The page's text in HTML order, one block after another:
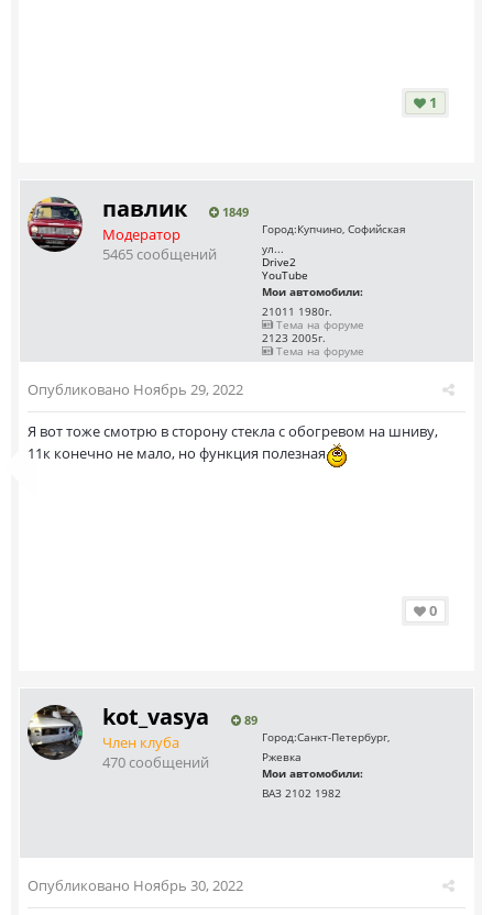
1
павлик 1849
Модератор
5465 сообщений
Город:Купчино, Софийская
ул...
Drive2
YouTube
Мои автомобили:
21011 1980г.
Тема на форуме
2123 2005г.
Тема на форуме
Опубликовано Ноябрь 29, 2022
Я вот тоже смотрю в сторону стекла с обогревом на шниву,
11к конечно не мало, но функция полезная
0
kot_vasya 89
Член клуба
470 сообщений
Город:Санкт-Петербург,
Ржевка
Мои автомобили:
ВАЗ 2102 1982
Опубликовано Ноябрь 30, 2022